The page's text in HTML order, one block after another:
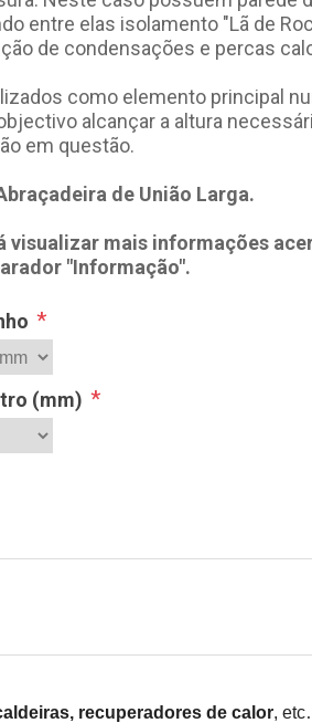
entre elas isolamento "Lã de
de condensações e percas
como elemento principal
alcançar a altura
em questão.
de União Larga.
visualizar mais informações
"Informação".
*
(mm) *
recuperadores de calor,